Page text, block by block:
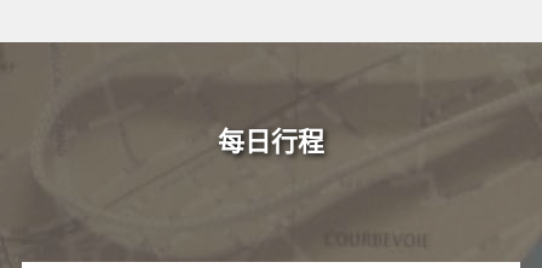
每日行程